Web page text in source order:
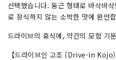
선택했습니다. 둥근 형태로 바삭바
로 장식하지 않는 소박한 맛에 완만
드라이브의 휴식에, 약간의 모험 기
【드라이브인 고조 (Drive-in Kojo)